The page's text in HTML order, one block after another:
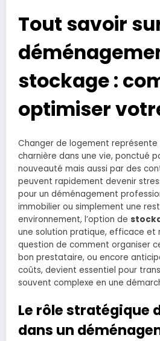
Tout savoir
stockage :
optimiser
Changer de logement
charnière dans une vie, ponctué
nouveauté mais aussi par des
peuvent rapidement devenir
pour un déménagement
immobilier ou simplement une
environnement, l’option de
une solution pratique, efficace et
question de comment organiser
bon prestataire, ou encore
coûts, devient essentiel pour
souvent complexe en une
Le rôle stratégique
dans un